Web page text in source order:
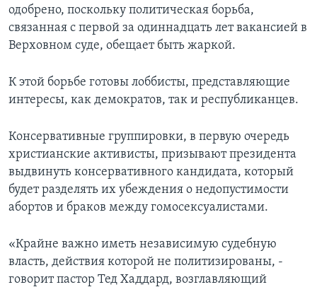
одобрено, поскольку политическая борьба,
связанная с первой за одиннадцать лет вакансией в
Верховном суде, обещает быть жаркой.
К этой борьбе готовы лоббисты, представляющие
интересы, как демократов, так и республиканцев.
Консервативные группировки, в первую очередь
христианские активисты, призывают президента
выдвинуть консервативного кандидата, который
будет разделять их убеждения о недопустимости
абортов и браков между гомосексуалистами.
«Крайне важно иметь независимую судебную
власть, действия которой не политизированы, -
говорит пастор Тед Хаддард, возглавляющий